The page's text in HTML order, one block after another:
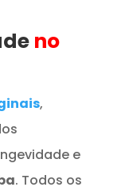
no
,
e
. Todos os